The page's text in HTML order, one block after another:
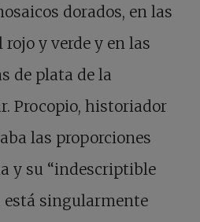
dorados, en las
y verde y en las
de plata de la
Procopio, historiador
las proporciones
y su “indescriptible
singularmente